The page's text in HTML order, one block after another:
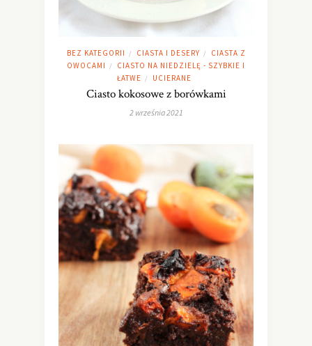
BEZ KATEGORII / CIASTA I DESERY /
CIASTA Z
OWOCAMI
/
CIASTO NA NIEDZIELĘ - SZYBKIE I
ŁATWE / UCIERANE
Ciasto kokosowe z borówkami
2 września 2021